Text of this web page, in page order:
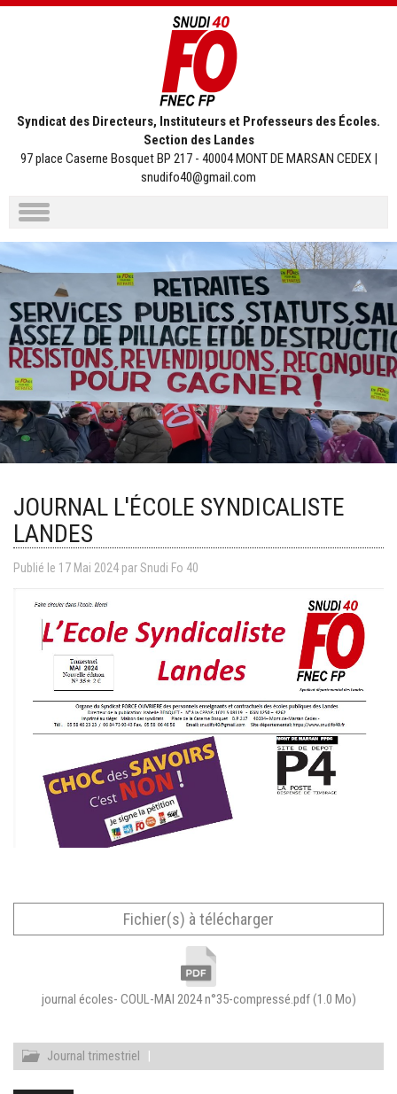
Syndicat des Directeurs, Instituteurs et Professeurs des Écoles.
Section des Landes
97 place Caserne Bosquet BP 217 - 40004 MONT DE MARSAN CEDEX |
snudifo40@gmail.com
Aller
au
contenu
JOURNAL L'ÉCOLE SYNDICALISTE
LANDES
Publié le 17 Mai 2024 par Snudi Fo 40
Fichier(s) à télécharger
journal écoles- COUL-MAI 2024 n°35-compressé.pdf(1.0 Mo)
Journal trimestriel |